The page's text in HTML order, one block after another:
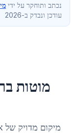
נכתב ותוחקר על ידי
עודכן ונבדק ב-2026
מוטות
מיקום מדויק של